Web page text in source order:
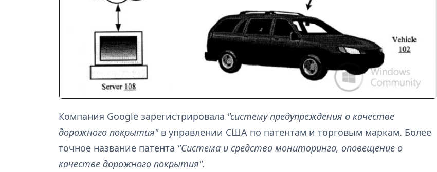
Компания Google зарегистрировала "систему предупреждения о качестве
дорожного покрытия"в управлении США по патентам и торговым маркам. Более
точное название патента "Система и средства мониторинга, оповещение о
качестве дорожного покрытия".